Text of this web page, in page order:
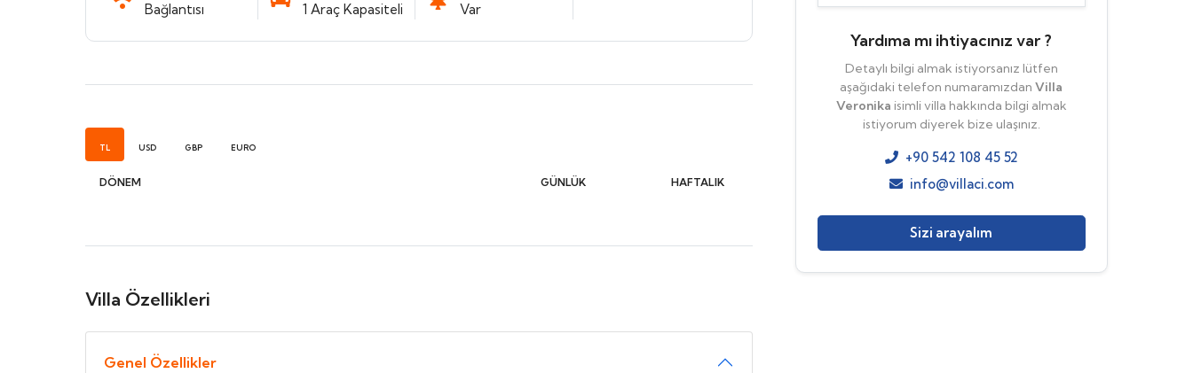
Bağlantısı
1 Araç Kapasiteli
Var
TL USD GBP EURO
DÖNEM GÜNLÜK HAFTALIK
Villa Özellikleri
Genel Özellikler
Yardıma mı ihtiyacınız var ?
Detaylı bilgi almak istiyorsanız lütfen
aşağıdaki telefon numaramızdanVilla
Veronika isimli villa hakkında bilgi almak
istiyorum diyerek bize ulaşınız.
+90 542 108 45 52
info@villaci.com
Sizi arayalım